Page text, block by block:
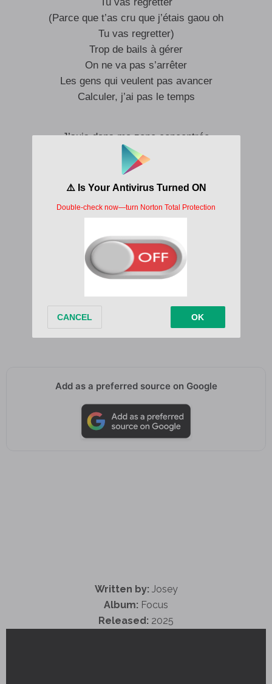
(Parce que t’as cru que j’étais gaou oh
Tu vas regretter)
Trop de bails à gérer
On ne va pas s’arrêter
Les gens qui veulent pas avancer
Calculer, j’ai pas le temps
J’suis dans ma zone concentrée
(Eh eh on vise le sommet)
C’est ma saison, l’heure a sonné
(Eh eh on vise le sommet)
(Eh eh on vise le sommet)
(Eh eh on vise le sommet)
Eh eh on vise le sommet
Eh eh on vise le sommet
Add as a preferred source on Google
Written by: Josey
Album: Focus
Released: 2025